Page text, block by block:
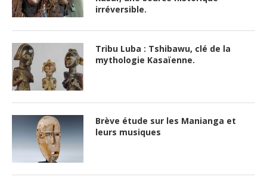
irréversible.
Tribu Luba : Tshibawu, clé de la
mythologie Kasaïenne.
Brève étude sur les Manianga et
leurs musiques